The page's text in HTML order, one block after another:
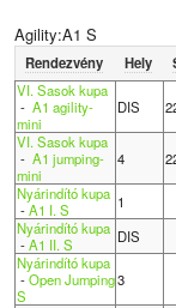
Agility:A1 S
Rendezvény Hely
VI. Sasok kupa
- A1 agility-
mini
DIS
VI. Sasok kupa
- A1 jumping-
mini
4
Nyárindító kupa
-A1 I. S 1
Nyárindító kupa
-A1 II. S DIS
Nyárindító kupa
-Open Jumping
S
3